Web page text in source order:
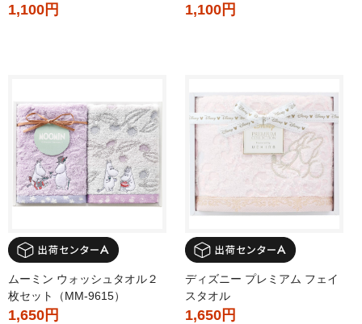
1,100円 1,100円
ムーミン ウォッシュタオル２
枚セット（MM-9615）
1,650円
ディズニー プレミアム フェイ
スタオル
1,650円